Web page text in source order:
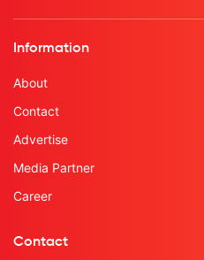
Information
About
Contact
Advertise
Media Partner
Career
Contact